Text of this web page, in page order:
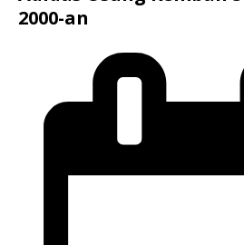
2000-an